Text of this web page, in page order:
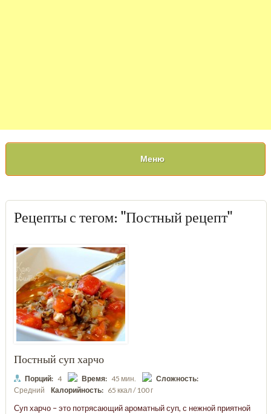
Меню
Рецепты с тегом: "Постный рецепт"
Постный суп харчо
Порций: 4 Время: 45 мин.
Сложность:
Средний
Калорийность: 65 ккал / 100 г
Суп харчо – это потрясающий ароматный суп, с нежной приятной